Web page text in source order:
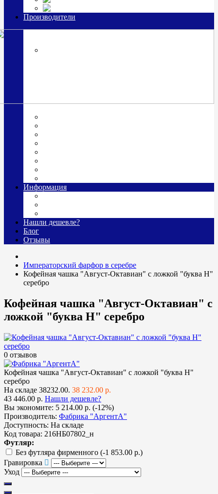
Производители
Информация
Нашли дешевле?
Блог
Отзывы
Императорский фарфор в серебре
Кофейная чашка "Август-Октавиан" с ложкой "буква Н"
серебро
Кофейная чашка "Август-Октавиан" с
ложкой "буква Н" серебро
0 отзывов
Кофейная чашка "Август-Октавиан" с ложкой "буква Н"
серебро
На складе 38232.00. 38 232.00 р.
43 446.00 р. Нашли дешевле?
Вы экономите: 5 214.00 р. (-12%)
Производитель: Фабрика "АргентА"
Доступность: На складе
Код товара: 216НБ07802_н
Футляр:
Без футляра фирменного (-1 853.00 р.)
Гравировка
Уход